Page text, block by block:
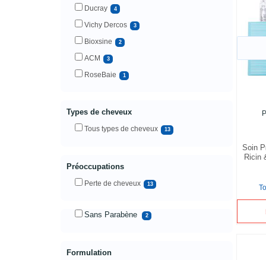
Ducray 4
Vichy Dercos 3
Bioxsine 2
ACM 3
RoseBaie 1
Types de cheveux
Tous types de cheveux 13
Préoccupations
Perte de cheveux 13
Sans Parabène 2
Formulation
P
Soin
Ricin